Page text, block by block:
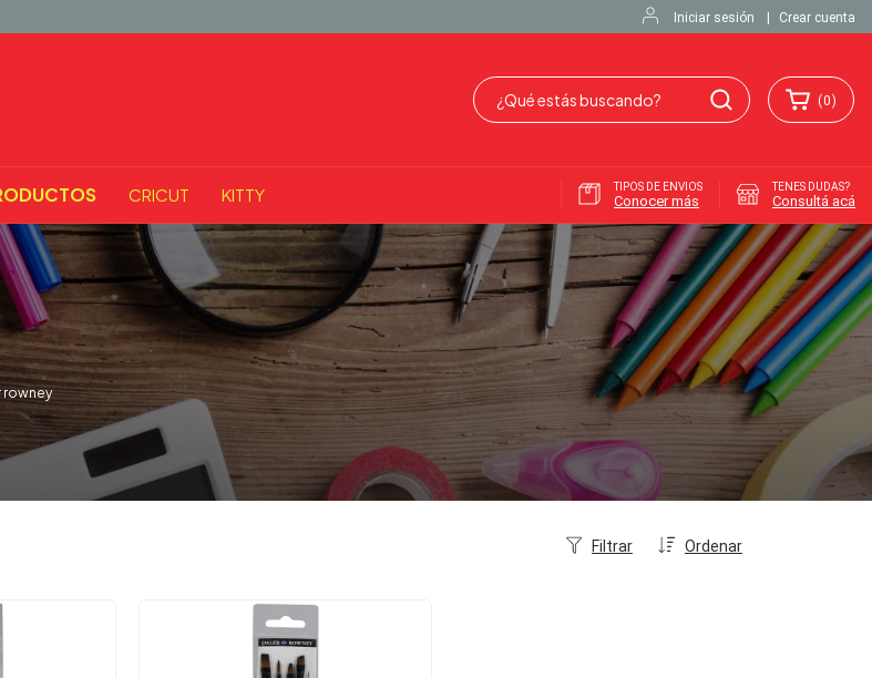
Iniciar sesión Crear cuenta
(0)
CRICUT KITTY TIPOS DE ENVIOS
Conocer más
TENES DUDAS?
Consultá acá
rowney
Ordenar
Filtrar